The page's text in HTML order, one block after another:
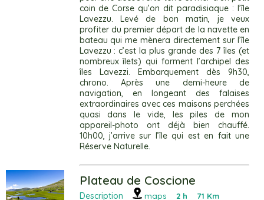
coin de Corse qu’on dit paradisiaque : l’île
Lavezzu. Levé de bon matin, je veux
profiter du premier départ de la navette en
bateau qui me mènera directement sur l’île
Lavezzu : c’est la plus grande des 7 îles (et
nombreux îlets) qui forment l’archipel des
îles Lavezzi. Embarquement dès 9h30,
chrono. Après une demi-heure de
navigation, en longeant des falaises
extraordinaires avec ces maisons perchées
quasi dans le vide, les piles de mon
appareil-photo ont déjà bien chauffé.
10h00, j’arrive sur l’île qui est en fait une
Réserve Naturelle.
Plateau de Coscione
Description maps 2 h 71 Km